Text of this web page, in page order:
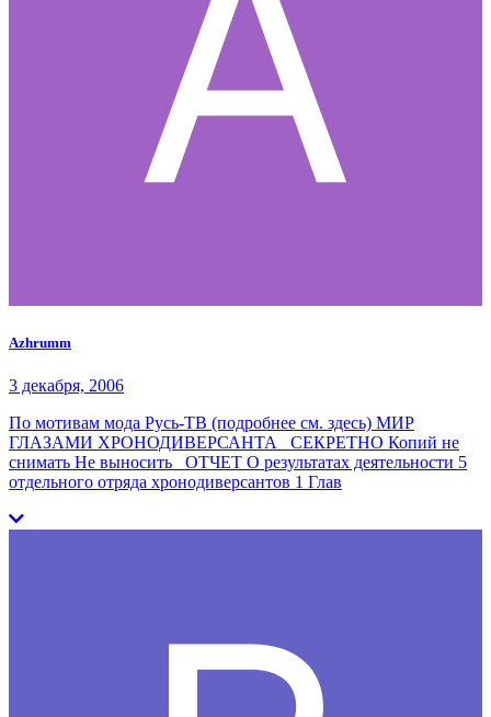
Azhrumm
3 декабря, 2006
По мотивам мода Русь-ТВ (подробнее см. здесь) МИР
ГЛАЗАМИ ХРОНОДИВЕРСАНТА СЕКРЕТНО Копий не
снимать Не выносить ОТЧЕТ О результатах деятельности 5
отдельного отряда хронодиверсантов 1 Глав